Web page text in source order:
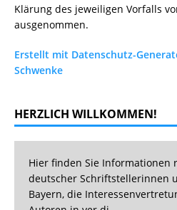
Klärung des jeweiligen Vorfalls
ausgenommen.
Erstellt mit Datenschutz-
Schwenke
HERZLICH WILLKOMMEN!
Hier finden Sie Informationen
deutscher Schriftstellerinnen
Bayern, die